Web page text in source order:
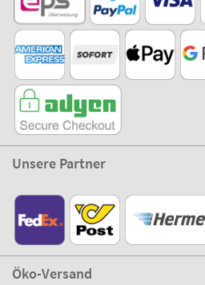
Unsere Partner
Öko-Versand